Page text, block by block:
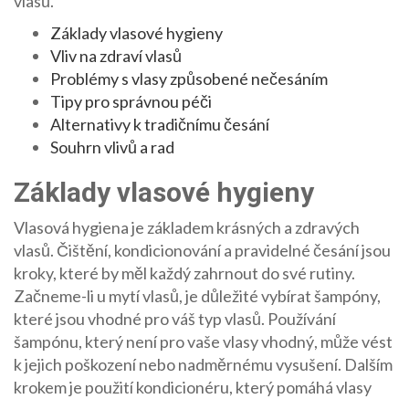
Základy vlasové hygieny
Vliv na zdraví vlasů
Problémy s vlasy způsobené nečesáním
Tipy pro správnou péči
Alternativy k tradičnímu česání
Souhrn vlivů a rad
Základy vlasové hygieny
Vlasová hygiena je základem krásných a zdravých
vlasů. Čištění, kondicionování a pravidelné česání jsou
kroky, které by měl každý zahrnout do své rutiny.
Začneme-li u mytí vlasů, je důležité vybírat šampóny,
které jsou vhodné pro váš typ vlasů. Používání
šampónu, který není pro vaše vlasy vhodný, může vést
k jejich poškození nebo nadměrnému vysušení. Dalším
krokem je použití kondicionéru, který pomáhá vlasy